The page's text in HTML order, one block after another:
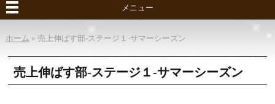
メニュー
ホーム » 売上伸ばす部-ステージ１-サマーシーズン
売上伸ばす部-ステージ１-サマーシーズン